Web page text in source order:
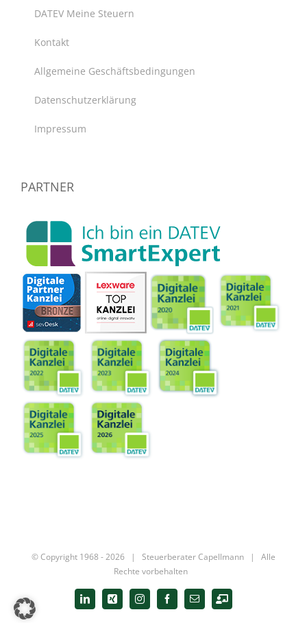
DATEV Meine Steuern
Kontakt
Allgemeine Geschäftsbedingungen
Datenschutzerklärung
Impressum
PARTNER
© Copyright 1968 -2026 | Steuerberater Capellmann | Alle
Rechte vorbehalten
LinkedInXing InstagramFacebook
E-
Mail
Digitale
Kanzlei